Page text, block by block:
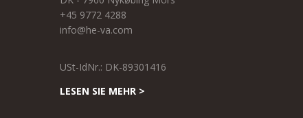
+45 9772 4288
info@he-va.com
USt-IdNr.: DK-89301416
LESEN SIE MEHR >